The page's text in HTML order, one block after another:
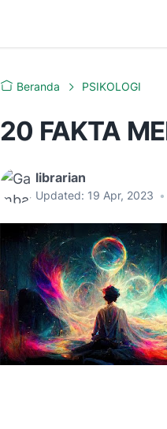
Beranda PSIKOLOGI
20 FAKTA
librarian
Updated: 19 Apr, 2023 •